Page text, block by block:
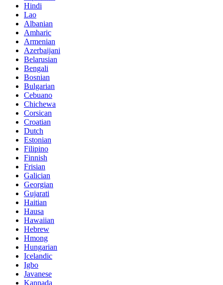
Hindi
Lao
Albanian
Amharic
Armenian
Azerbaijani
Belarusian
Bengali
Bosnian
Bulgarian
Cebuano
Chichewa
Corsican
Croatian
Dutch
Estonian
Filipino
Finnish
Frisian
Galician
Georgian
Gujarati
Haitian
Hausa
Hawaiian
Hebrew
Hmong
Hungarian
Icelandic
Igbo
Javanese
Kannada